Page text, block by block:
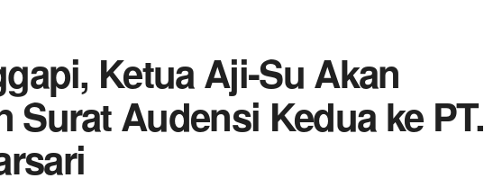
Ketua Aji-Su Akan
Surat Audensi Kedua ke PT.